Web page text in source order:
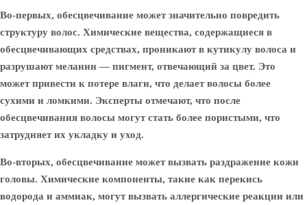
Во-первых, обесцвечивание может значительно повредить
структуру волос. Химические вещества, содержащиеся в
обесцвечивающих средствах, проникают в кутикулу волоса и
разрушают меланин — пигмент, отвечающий за цвет. Это
может привести к потере влаги, что делает волосы более
сухими и ломкими. Эксперты отмечают, что после
обесцвечивания волосы могут стать более пористыми, что
затрудняет их укладку и уход.
Во-вторых, обесцвечивание может вызвать раздражение кожи
головы. Химические компоненты, такие как перекись
водорода и аммиак, могут вызвать аллергические реакции или